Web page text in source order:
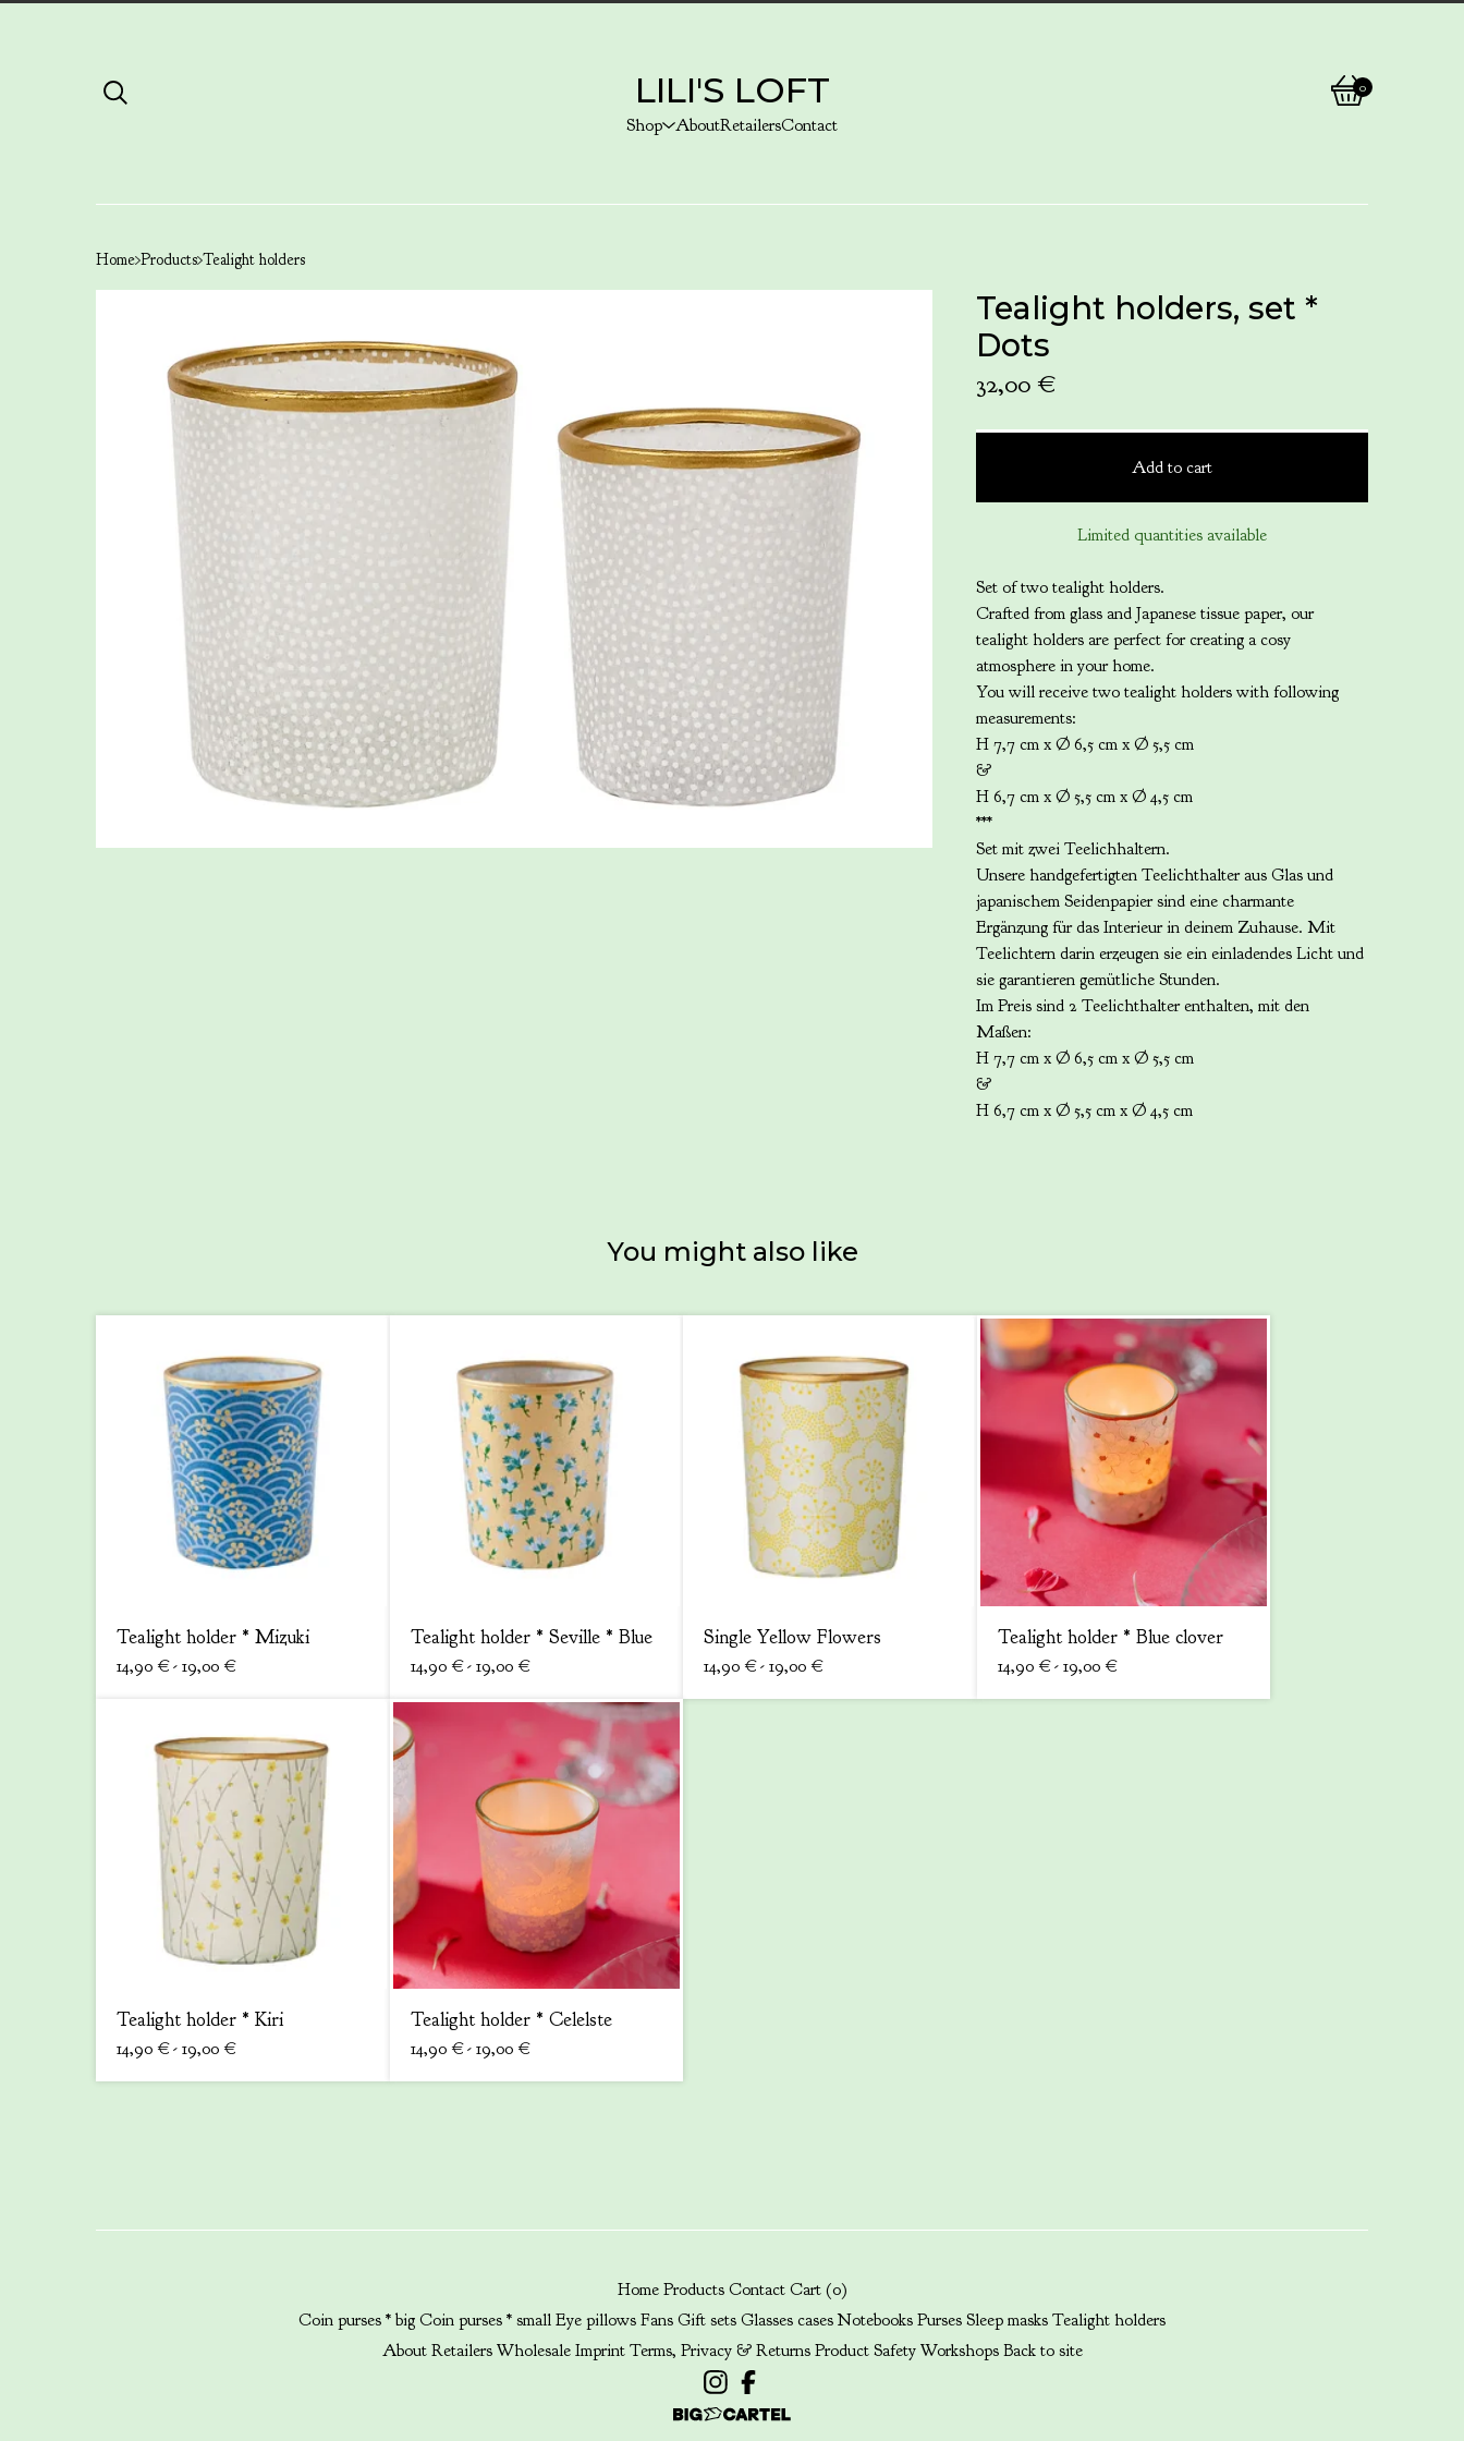
LILI'S LOFT 0
View
0
Shop AboutRetailersContact
Home Products Tealight holders
Tealight holders, set *
Dots
32,00 €
Add to cart
Limited quantities available
Set of two tealight holders.
Crafted from glass and Japanese tissue paper, our
tealight holders are perfect for creating a cosy
atmosphere in your home.
You will receive two tealight holders with following
measurements:
H 7,7 cm x Ø 6,5 cm x Ø 5,5 cm
&
H 6,7 cm x Ø 5,5 cm x Ø 4,5 cm
***
Set mit zwei Teelichhaltern.
Unsere handgefertigten Teelichthalter aus Glas und
japanischem Seidenpapier sind eine charmante
Ergänzung für das Interieur in deinem Zuhause. Mit
Teelichtern darin erzeugen sie ein einladendes Licht und
sie garantieren gemütliche Stunden.
Im Preis sind 2 Teelichthalter enthalten, mit den
Maßen:
H 7,7 cm x Ø 6,5 cm x Ø 5,5 cm
&
H 6,7 cm x Ø 5,5 cm x Ø 4,5 cm
You might also like
Tealight holder * Mizuki
14,90 €- 19,00 €
Tealight holder * Seville * Blue
14,90 €- 19,00 €
Single Yellow Flowers
14,90 €- 19,00 €
Tealight holder * Blue clover
14,90 €- 19,00 €
Tealight holder * Kiri
14,90 €- 19,00 €
Tealight holder * Celelste
14,90 €- 19,00 €
Home Products Contact Cart (0)
Coin purses * big Coin purses * small Eye pillows Fans Gift sets Glasses cases Notebooks Purses Sleep masks Tealight holders
About Retailers Wholesale Imprint Terms, Privacy & Returns Product Safety Workshops Back to site